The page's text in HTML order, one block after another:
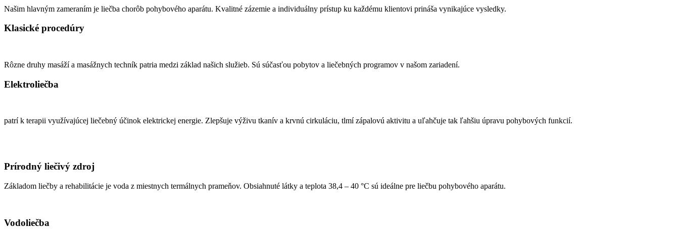
Našim hlavným zameraním je liečba chorôb pohybového aparátu. Kvalitné zázemie a individuálny prístup ku každému klientovi prináša vynikajúce vysledky.
Klasické procedúry
Rôzne druhy masáží a masážnych techník patria medzi základ našich služieb. Sú súčasťou pobytov a liečebných programov v našom zariadení.
Elektroliečba
patrí k terapii využívajúcej liečebný účinok elektrickej energie. Zlepšuje výživu tkanív a krvnú cirkuláciu, tlmí zápalovú aktivitu a uľahčuje tak ľahšiu úpravu pohybových funkcií.
Prírodný liečivý zdroj
Základom liečby a rehabilitácie je voda z miestnych termálnych prameňov. Obsiahnuté látky a teplota 38,4 – 40 °C sú ideálne pre liečbu pohybového aparátu.
Vodoliečba